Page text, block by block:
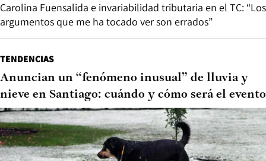
Carolina Fuensalida e invariabilidad tributaria en el TC: “Los
argumentos que me ha tocado ver son errados”
TENDENCIAS
Anuncian un “fenómeno inusual” de lluvia y
nieve en Santiago: cuándo y cómo será el evento